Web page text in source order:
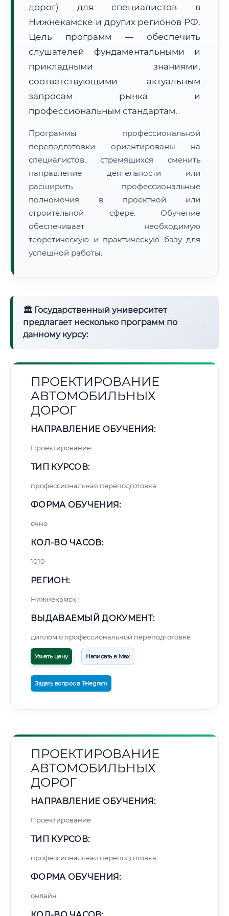
Расчет логистики оригиналов:
• Маршрут транзита:~1 953 км
• Экспресс-доставка СДЭК / Почтой:3–5 рабочих дней
📜 Документы и аккредитация
🔍Нажмите на документ для увеличения и просмотра
дорог) для специалистов в
Нижнекамске и других регионов РФ.
Цель программ — обеспечить
слушателей фундаментальными и
прикладными знаниями,
соответствующими актуальным
запросам рынка и
профессиональным стандартам.
Программы профессиональной
переподготовки ориентированы на
специалистов, стремящихся сменить
направление деятельности или
расширить профессиональные
полномочия в проектной или
строительной сфере. Обучение
обеспечивает необходимую
теоретическую и практическую базу для
успешной работы.
🏛 Государственный университет
предлагает несколько программ по
данному курсу:
ПРОЕКТИРОВАНИЕ
АВТОМОБИЛЬНЫХ
ДОРОГ
НАПРАВЛЕНИЕ ОБУЧЕНИЯ:
Проектирование
ТИП КУРСОВ:
профессиональная переподготовка
ФОРМА ОБУЧЕНИЯ:
очно
КОЛ-ВО ЧАСОВ:
1010
РЕГИОН:
Нижнекамск
ВЫДАВАЕМЫЙ ДОКУМЕНТ:
диплом о профессиональной переподготовке
Узнать цену Написать в Max
Задать вопрос в Telegram
ПРОЕКТИРОВАНИЕ
АВТОМОБИЛЬНЫХ
ДОРОГ
НАПРАВЛЕНИЕ ОБУЧЕНИЯ:
Проектирование
ТИП КУРСОВ:
профессиональная переподготовка
ФОРМА ОБУЧЕНИЯ:
онлайн